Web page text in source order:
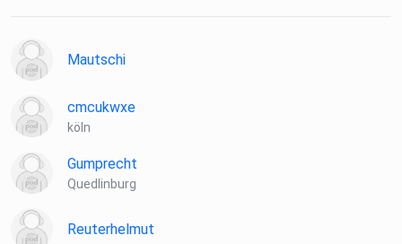
Instagram | YouTube | Facebook
Alte Schule ist einer der reichweitenstärksten
deutschsprachigen
Podcasts rund um Automobilgeschichte, Technik,
Motorsport und die
Mautschi
cmcukwxe
köln
Gumprecht
Quedlinburg
Reuterhelmut